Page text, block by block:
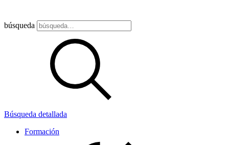
búsqueda
Búsqueda detallada
Formación